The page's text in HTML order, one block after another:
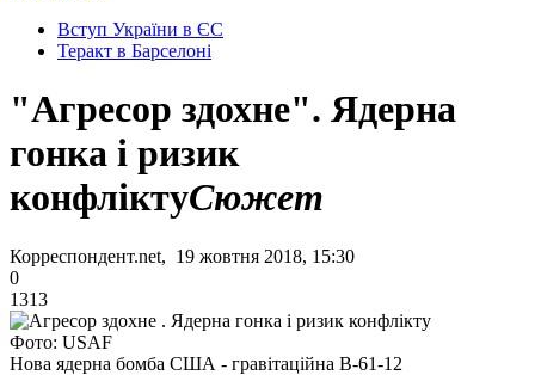
Вступ України в ЄС
Теракт в Барселоні
"Агресор здохне". Ядерна
гонка і ризик
конфліктуСюжет
Корреспондент.net, 19 жовтня 2018, 15:30
0
1313
Фото: USAF
Нова ядерна бомба США - гравітаційна B-61-12